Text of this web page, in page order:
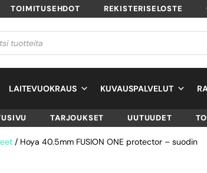
TOIMITUSEHDOT REKISTERISELOSTE
LAITEVUOKRAUS KUVAUSPALVELUT
TARJOUKSET UUTUUDET
/ Hoya 40.5mm FUSION ONE protector – suodin